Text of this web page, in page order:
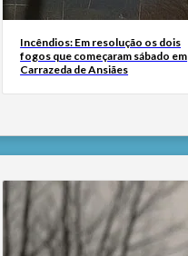
Incêndios: Em resolução os dois
fogos que começaram sábado em
Carrazeda de Ansiães